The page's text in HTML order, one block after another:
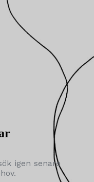
igen senare